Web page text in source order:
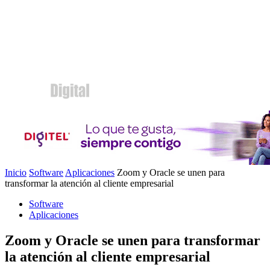
Inicio Software Aplicaciones Zoom y Oracle se unen para
transformar la atención al cliente empresarial
Software
Aplicaciones
Zoom y Oracle se unen para transformar
la atención al cliente empresarial